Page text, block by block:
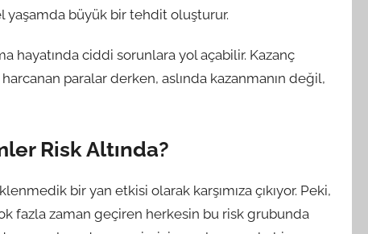
büyük bir tehdit oluşturur.
hayatında ciddi sorunlara yol açabilir. Kazanç
paralar derken, aslında kazanmanın değil,
Risk Altında?
bir yan etkisi olarak karşımıza çıkıyor. Peki,
fazla zaman geçiren herkesin bu risk grubunda